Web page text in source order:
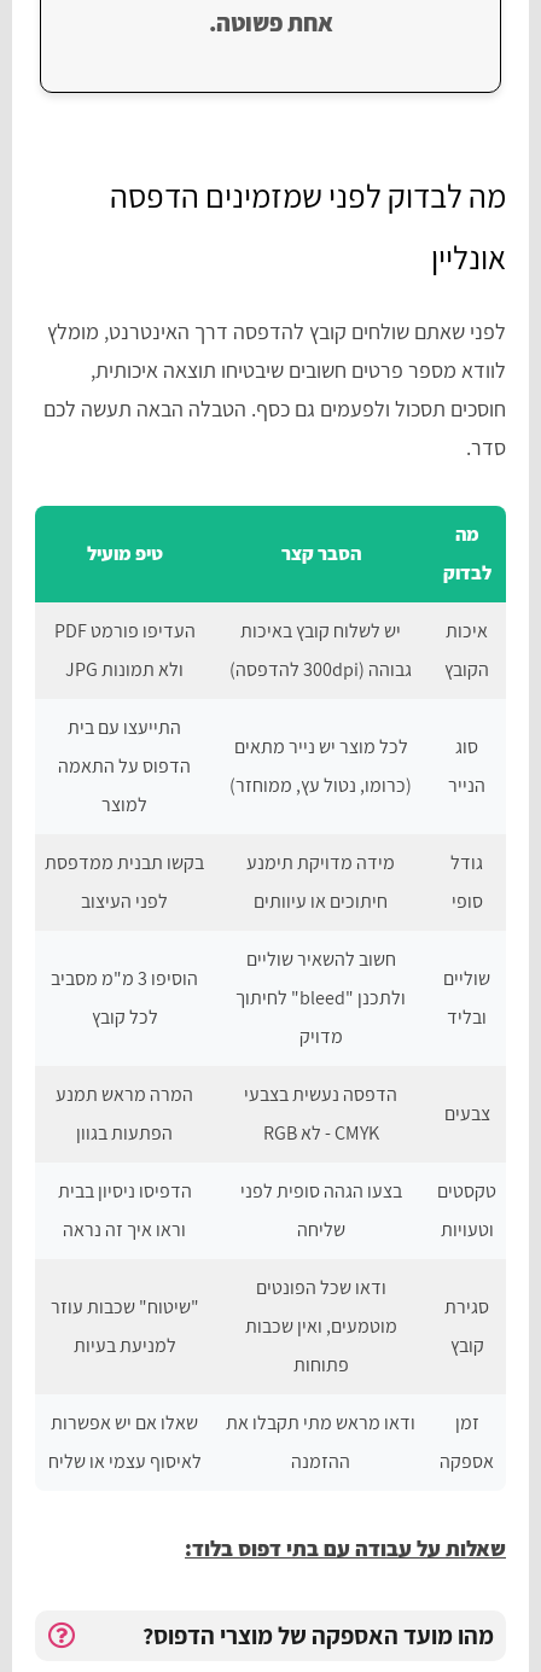
אחת פשוטה.
מה לבדוק לפני שמזמינים הדפסה
אונליין
לפני שאתם שולחים קובץ להדפסה דרך האינטרנט, מומלץ
לוודא מספר פרטים חשובים שיבטיחו תוצאה איכותית,
חוסכים תסכול ולפעמים גם כסף. הטבלה הבאה תעשה לכם
סדר.
מה
לבדוק
הסבר קצר טיפ מועיל
איכות
הקובץ
יש לשלוח קובץ באיכות
גבוהה (300dpi להדפסה)
העדיפו פורמט PDF
ולא תמונות JPG
סוג
הנייר
לכל מוצר יש נייר מתאים
(כרומו, נטול עץ, ממוחזר)
התייעצו עם בית
הדפוס על התאמה
למוצר
גודל
סופי
מידה מדויקת תימנע
חיתוכים או עיוותים
בקשו תבנית ממדפסת
לפני העיצוב
שוליים
ובליד
חשוב להשאיר שוליים
ולתכנן "bleed" לחיתוך
מדויק
הוסיפו 3 מ"מ מסביב
לכל קובץ
צבעים
הדפסה נעשית בצבעי
CMYK - לא RGB
המרה מראש תמנע
הפתעות בגוון
טקסטים
וטעויות
בצעו הגהה סופית לפני
שליחה
הדפיסו ניסיון בבית
וראו איך זה נראה
סגירת
קובץ
ודאו שכל הפונטים
מוטמעים, ואין שכבות
פתוחות
"שיטוח" שכבות עוזר
למניעת בעיות
זמן
אספקה
ודאו מראש מתי תקבלו את
ההזמנה
שאלו אם יש אפשרות
לאיסוף עצמי או שליח
שאלות על עבודה עם בתי דפוס בלוד:
מהו מועד האספקה של מוצרי הדפוס?